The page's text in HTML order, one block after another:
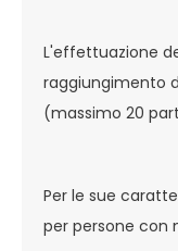
L'effettuazione
raggiungimento
(massimo 20
Per le sue
per persone con